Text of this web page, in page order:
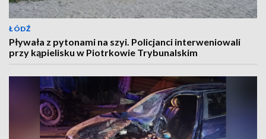
ŁÓDŹ
Pływała z pytonami na szyi. Policjanci interweniowali
przy kąpielisku w Piotrkowie Trybunalskim